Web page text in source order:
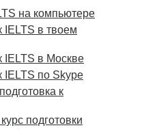
на компьютере
IELTS в твоем
IELTS в Москве
IELTS по Skype
к
подготовки